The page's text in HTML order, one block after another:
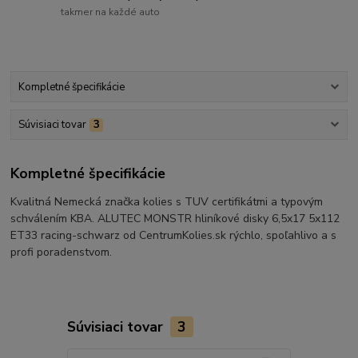
takmer na každé auto
Kompletné špecifikácie
Súvisiaci tovar 3
Kompletné špecifikácie
Kvalitná Nemecká značka kolies s TUV certifikátmi a typovým
schválením KBA. ALUTEC MONSTR hliníkové disky 6,5x17 5x112
ET33 racing-schwarz od CentrumKolies.sk rýchlo, spoľahlivo a s
profi poradenstvom.
Súvisiaci tovar 3